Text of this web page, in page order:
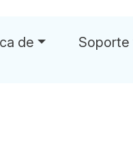
de Soporte